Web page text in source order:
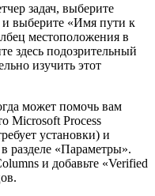
задач, выберите
выберите «Имя пути к
местоположения в
здесь подозрительный
изучить этот
может помочь вам
Microsoft Process
установки) и
разделе «Параметры».
и добавьте «Verified